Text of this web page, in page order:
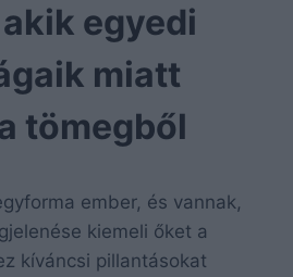
egyedi
miatt
tömegből
ember, és vannak,
kiemeli őket a
kíváncsi pillantásokat